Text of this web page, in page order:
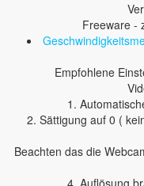
Freeware -
Empfohlene
1.
2. Sättigung auf 0 (
Beachten das die